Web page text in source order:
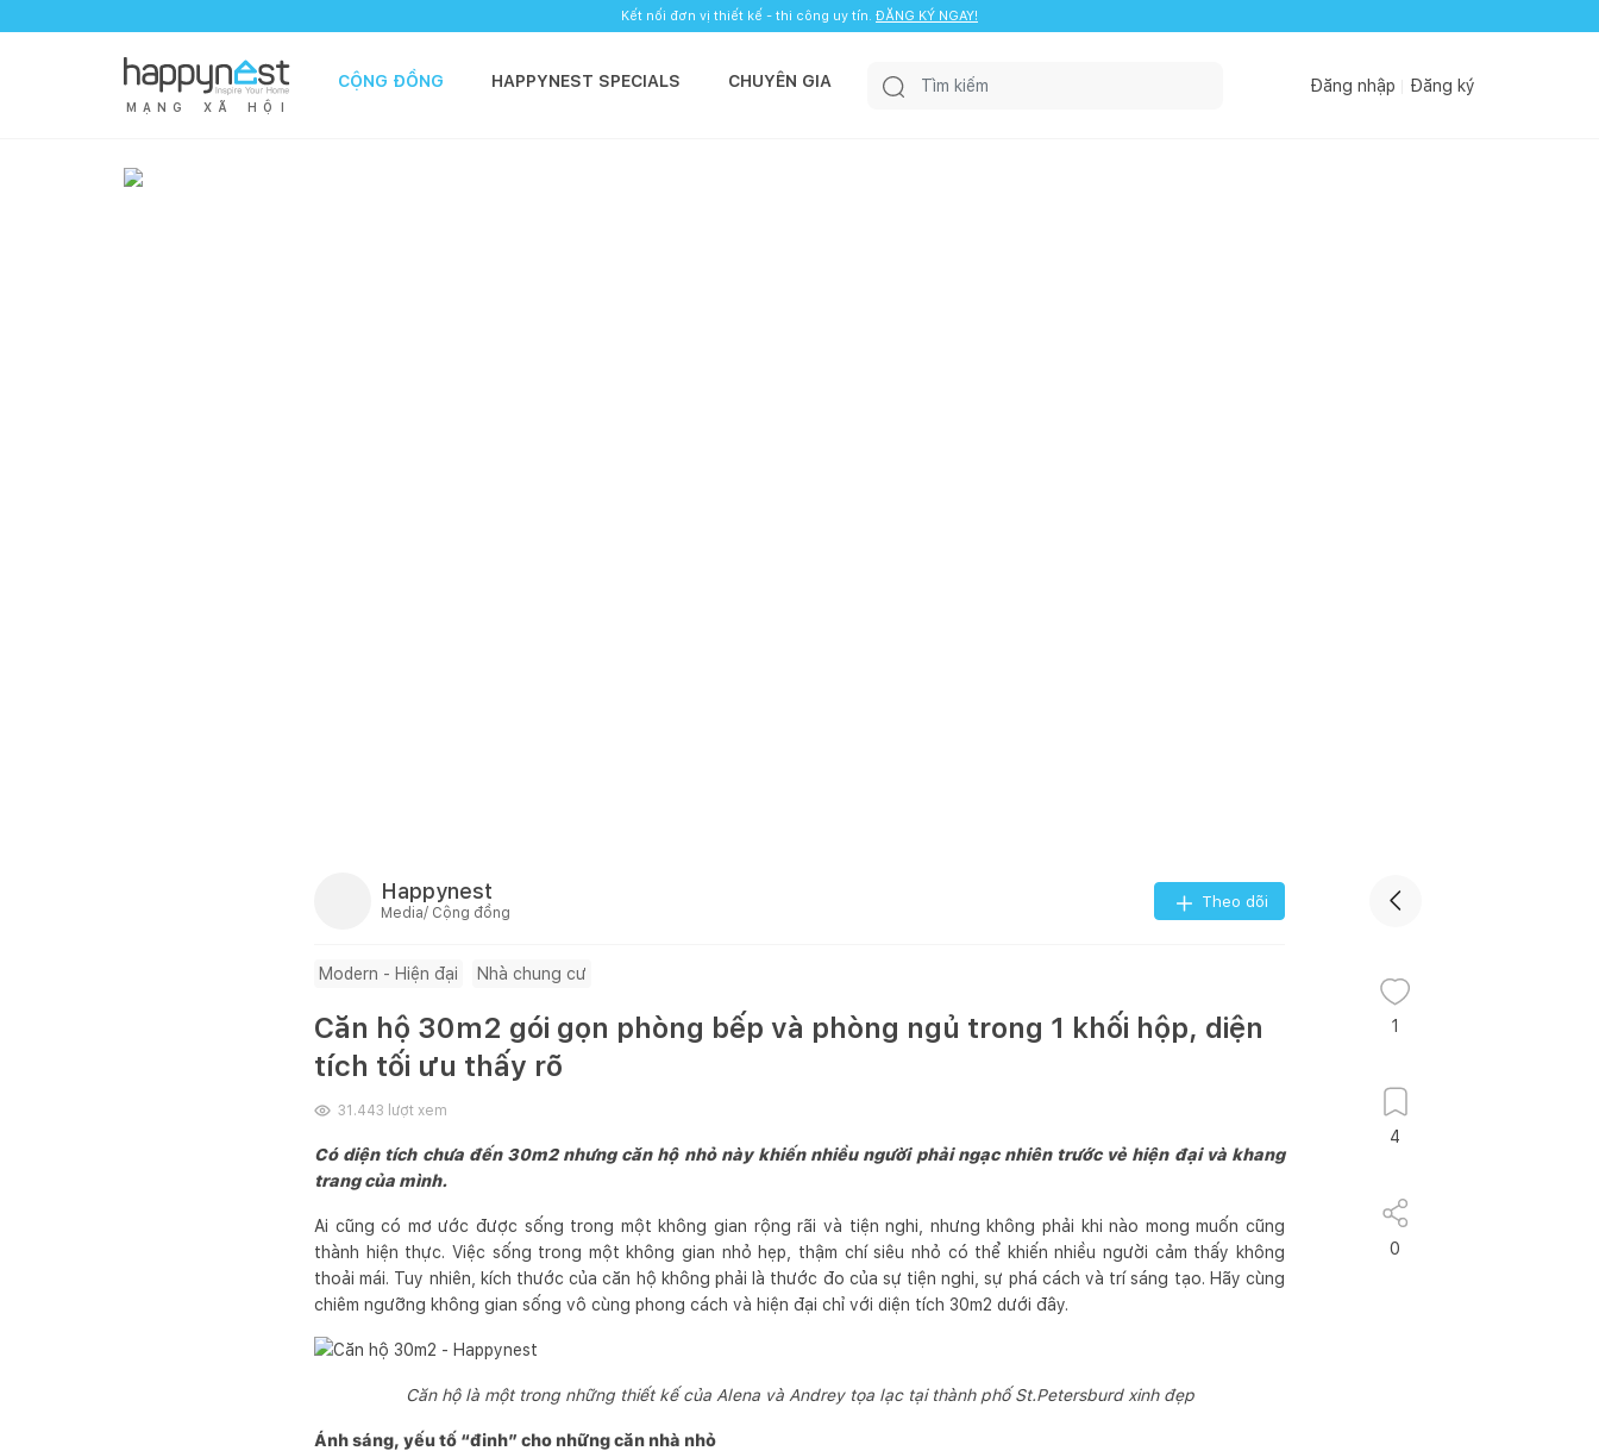
Kết nối đơn vị thiết kế - thi công uy tín. ĐĂNG KÝ NGAY!
M Ạ N G X Ã H Ộ I
CỘNG ĐỒNG HAPPYNEST SPECIALS CHUYÊN GIA Đăng nhập Đăng ký
Happynest
Media/ Cộng đồng
Theo dõi
Modern - Hiện đại Nhà chung cư
Căn hộ 30m2 gói gọn phòng bếp và phòng ngủ trong 1 khối hộp, diện
tích tối ưu thấy rõ
31.443 lượt xem
Có diện tích chưa đến 30m2 nhưng căn hộ nhỏ này khiến nhiều người phải ngạc nhiên trước vẻ hiện đại và khang
trang của mình.
Ai cũng có mơ ước được sống trong một không gian rộng rãi và tiện nghi, nhưng không phải khi nào mong muốn cũng
thành hiện thực. Việc sống trong một không gian nhỏ hẹp, thậm chí siêu nhỏ có thể khiến nhiều người cảm thấy không
thoải mái. Tuy nhiên, kích thước của căn hộ không phải là thước đo của sự tiện nghi, sự phá cách và trí sáng tạo. Hãy cùng
chiêm ngưỡng không gian sống vô cùng phong cách và hiện đại chỉ với diện tích 30m2 dưới đây.
Căn hộ là một trong những thiết kế của Alena và Andrey tọa lạc tại thành phố St.Petersburd xinh đẹp
Ánh sáng, yếu tố “đinh” cho những căn nhà nhỏ
1
4
0